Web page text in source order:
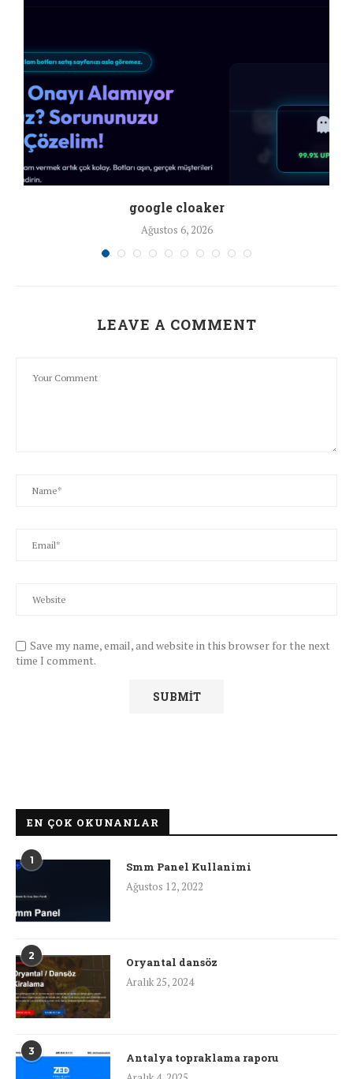
google cloaker
Ağustos 6, 2026
LEAVE A COMMENT
Save my name, email, and website in this browser for the next
time I comment.
EN ÇOK OKUNANLAR
1
Smm Panel Kullanimi
Ağustos 12, 2022
2
Oryantal dansöz
Aralık 25, 2024
3
Antalya topraklama raporu